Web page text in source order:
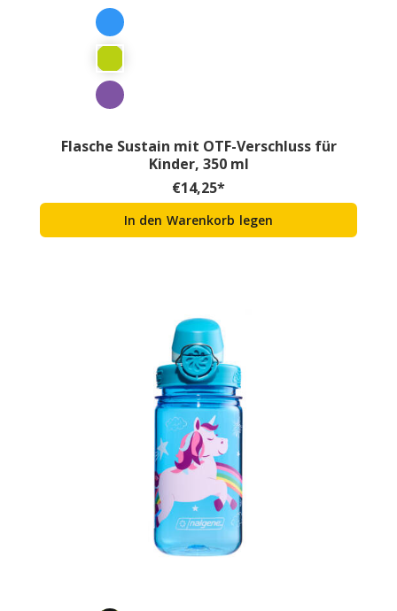
Flasche Sustain mit OTF-Verschluss für
Kinder, 350 ml
€14,25*
In den Warenkorb legen